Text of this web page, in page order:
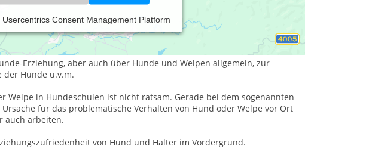
Usercentrics Consent Management Platform
aus Bielefeld, mit dem Schwerpunkt der
Erziehung, aber auch über Hunde und Welpen allgemein, zur
der Hunde u.v.m.
Welpe in Hundeschulen ist nicht ratsam. Gerade bei dem sogenannten
für das problematische Verhalten von Hund oder Welpe vor Ort
auch arbeiten.
von Hund und Halter im Vordergrund.